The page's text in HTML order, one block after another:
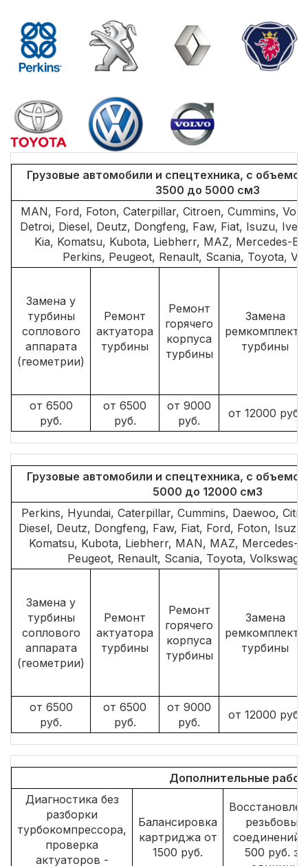
Грузовые автомобили и спецтехника, с
3500 до 5000 см3
MAN, Ford, Foton, Caterpillar, Citroen, Cummins,
Detroi, Diesel, Deutz, Dongfeng, Faw, Fiat, Isuzu,
Kia, Komatsu, Kubota, Liebherr, MAZ, Mercedes-
Perkins, Peugeot, Renault, Scania, Toyota,
Замена у
турбины
соплового
аппарата
(геометрии)
Ремонт
актуатора
турбины
Ремонт
горячего
корпуса
турбины
Замена
ремкомплекта
турбины
от 6500
руб.
от 6500
руб.
от 9000
руб.
от 12000 руб.
Грузовые автомобили и спецтехника, с
5000 до 12000 см3
Perkins, Hyundai, Caterpillar, Cummins, Daewoo,
Diesel, Deutz, Dongfeng, Faw, Fiat, Ford, Foton,
Komatsu, Kubota, Liebherr, MAN, MAZ, Mercedes-
Peugeot, Renault, Scania, Toyota,
Замена у
турбины
соплового
аппарата
(геометрии)
Ремонт
актуатора
турбины
Ремонт
горячего
корпуса
турбины
Замена
ремкомплекта
турбины
от 6500
руб.
от 6500
руб.
от 9000
руб.
от 12000 руб.
Дополнительные
Диагностика без
разборки
турбокомпрессора,
проверка
актуаторов -
Балансировка
картриджа от
1500 руб.
резьбовых
соединений
500 руб. за